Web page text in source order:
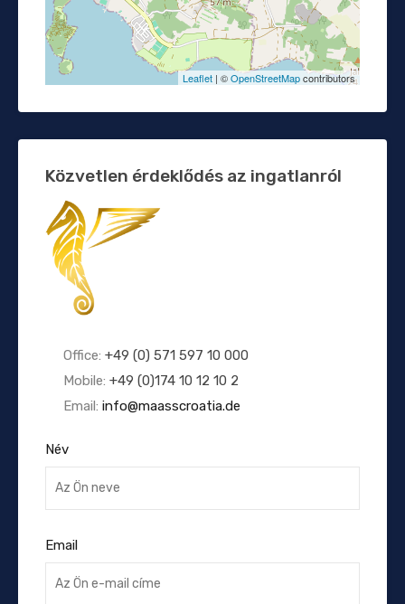
Leaflet | ©OpenStreetMapcontributors
Közvetlen érdeklődés az ingatlanról
Office: +49 (0) 571 597 10 000
Mobile: +49 (0)174 10 12 10 2
Email: info@maasscroatia.de
Név
Email